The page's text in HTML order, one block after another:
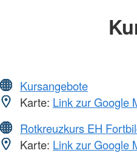
Kursangebote
Karte: Link zur Google
Rotkreuzkurs EH
Karte: Link zur Google